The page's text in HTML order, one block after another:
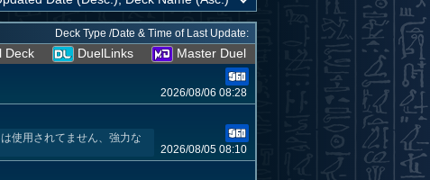
Deck Type /Date & Time of Last Update:
Deck DuelLinks
Master Duel
2026/08/06 08:28
使用されてません、強力な
2026/08/05 08:10